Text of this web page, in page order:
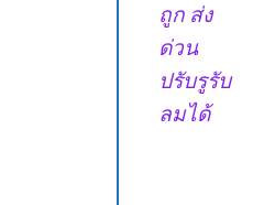
ถูก ส่ง
ด่วน
ปรับรูรับ
ลมได้